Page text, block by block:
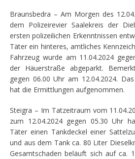
Braunsbedra – Am Morgen des
dem Polizeirevier Saalekreis der
ersten polizeilichen Erkenntnissen
Täter ein hinteres, amtliches
Fahrzeug wurde am 11.04.2024
der Häuerstraße abgeparkt.
gegen 06.00 Uhr am 12.04.2024.
hat die Ermittlungen aufgenommen.
Steigra – Im Tatzeitraum vom
zum 12.04.2024 gegen 05.30 Uhr
Täter einen Tankdeckel einer
und aus dem Tank ca. 80 Liter
Gesamtschaden beläuft sich auf ca.